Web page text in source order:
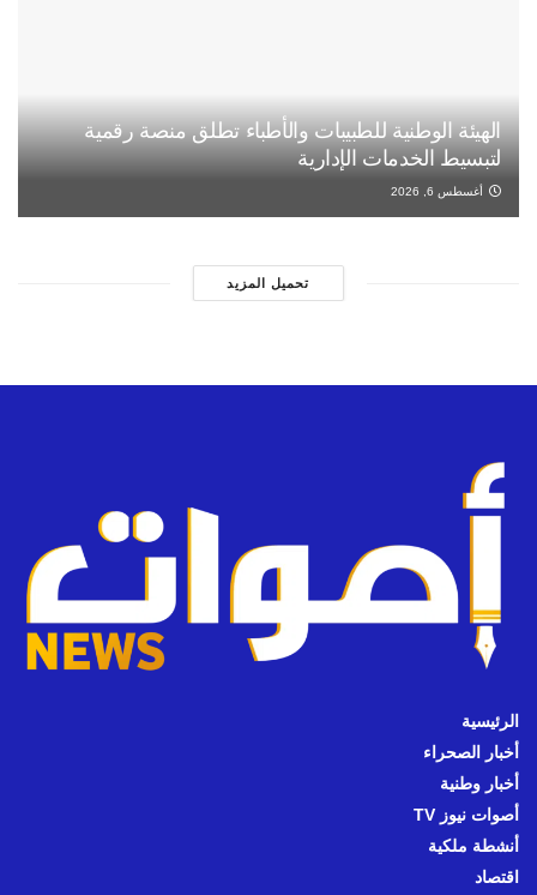
الهيئة الوطنية للطبيبات والأطباء تطلق منصة رقمية
لتبسيط الخدمات الإدارية
أغسطس 6, 2026
تحميل المزيد
الرئيسية
أخبار الصحراء
أخبار وطنية
أصوات نيوز TV
أنشطة ملكية
اقتصاد